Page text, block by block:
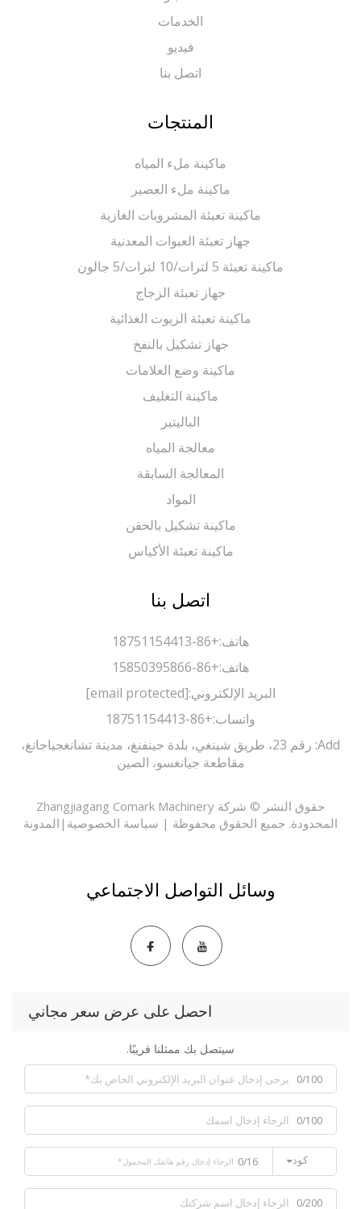
الخدمات
اتصل بنا
المنتجات
ماكينة ملء المياه
ماكينة ملء العصير
ماكينة تعبئة المشروبات الغازية
جهاز تعبئة العبوات المعدنية
ماكينة تعبئة 5 لترات/10 لترات/5 جالون
جهاز تعبئة الزجاج
ماكينة تعبئة الزيوت الغذائية
جهاز تشكيل بالنفخ
ماكينة وضع العلامات
ماكينة التغليف
الباليتير
معالجة المياه
المعالجة السابقة
ماكينة تشكيل بالحقن
ماكينة تعبئة الأكياس
اتصل بنا
+86-18751154413
+86-15850395866
البريد الإلكتروني:[email protected]
واتساب:+86-18751154413
Add: رقم 23، طريق شينغي، بلدة جينفنغ، مدينة تشانغجياجانغ،
مقاطعة جيانغسو، الصين
حقوق النشر © شركة Zhangjiagang Comark Machinery
جميع الحقوق محفوظة |سياسة الخصوصية|المدونة
وسائل التواصل الاجتماعي
احصل على عرض سعر مجاني
سيتصل بك ممثلنا قريبًا.
0/16